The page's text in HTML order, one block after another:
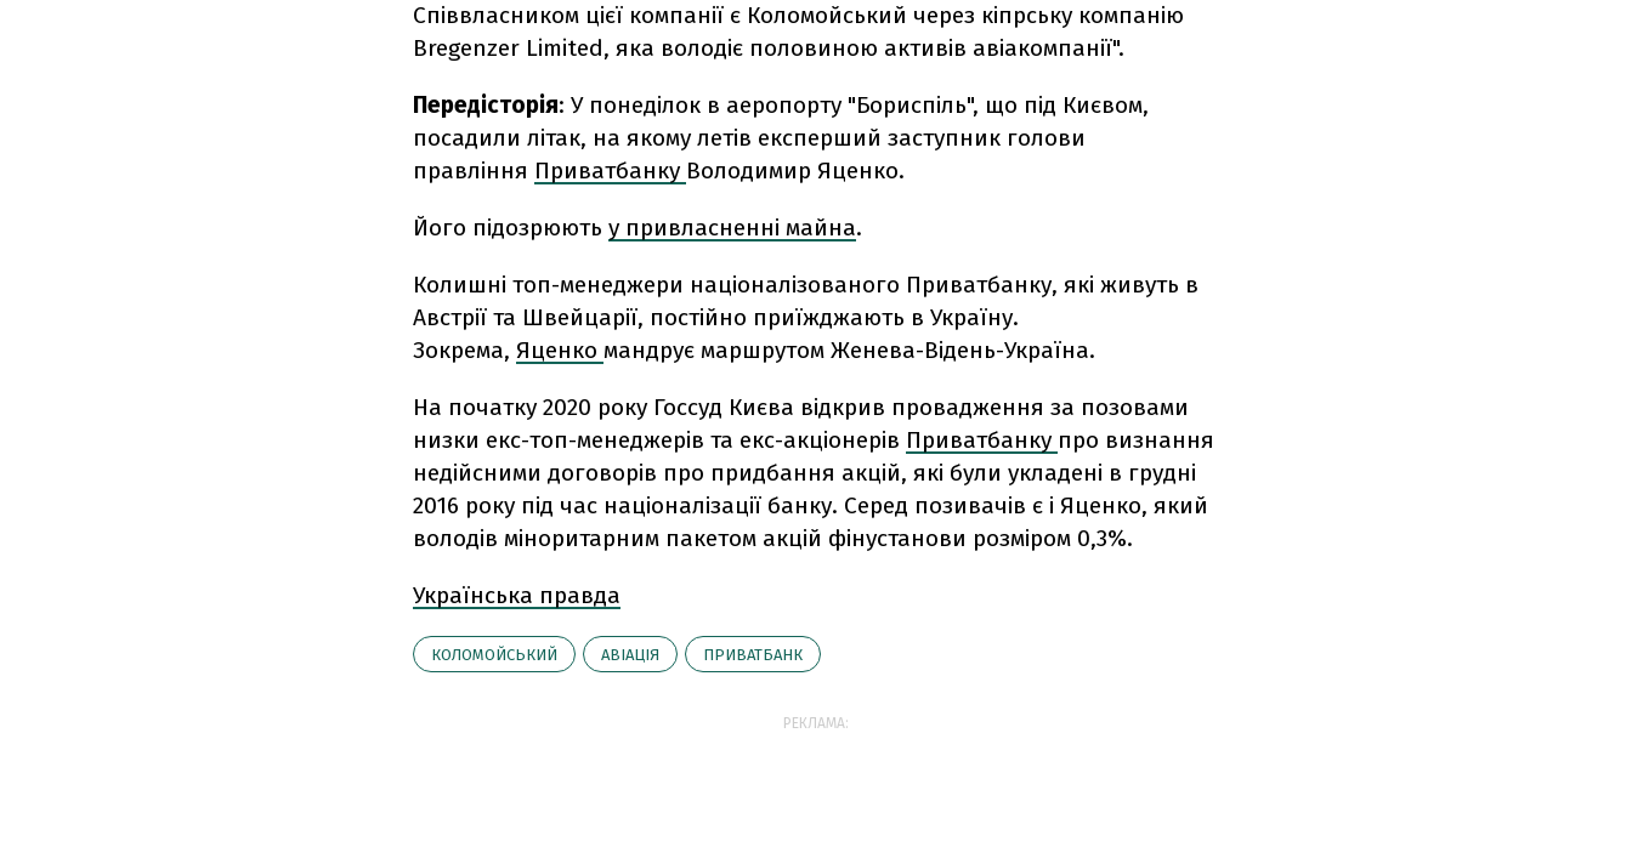
Співвласником цієї компанії є Коломойський через кіпрську компанію
Bregenzer Limited, яка володіє половиною активів авіакомпанії".
Передісторія: У понеділок в аеропорту "Бориспіль", що під Києвом,
посадили літак, на якому летів експерший заступник голови
правління Приватбанку Володимир Яценко.
Його підозрюють у привласненні майна.
Колишні топ-менеджери націоналізованого Приватбанку, які живуть в
Австрії та Швейцарії, постійно приїжджають в Україну.
Зокрема, Яценко мандрує маршрутом Женева-Відень-Україна.
На початку 2020 року Госсуд Києва відкрив провадження за позовами
низки екс-топ-менеджерів та екс-акціонерів Приватбанку про визнання
недійсними договорів про придбання акцій, які були укладені в грудні
2016 року під час націоналізації банку. Серед позивачів є і Яценко, який
володів міноритарним пакетом акцій фінустанови розміром 0,3%.
Українська правда
КОЛОМОЙСЬКИЙ АВІАЦІЯ ПРИВАТБАНК
РЕКЛАМА: